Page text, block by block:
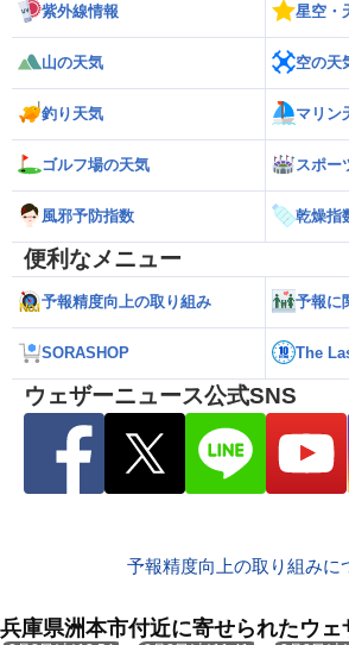
紫外線情報 星空・
山の天気 空の天
釣り天気 マリン
ゴルフ場の天気 スポー
風邪予防指数 乾燥指
便利なメニュー
予報精度向上の取り組み 予報に
SORASHOP The
ウェザーニュース公式SNS
予報精度向上の取り組みに
兵庫県洲本市付近に寄せられたウェ